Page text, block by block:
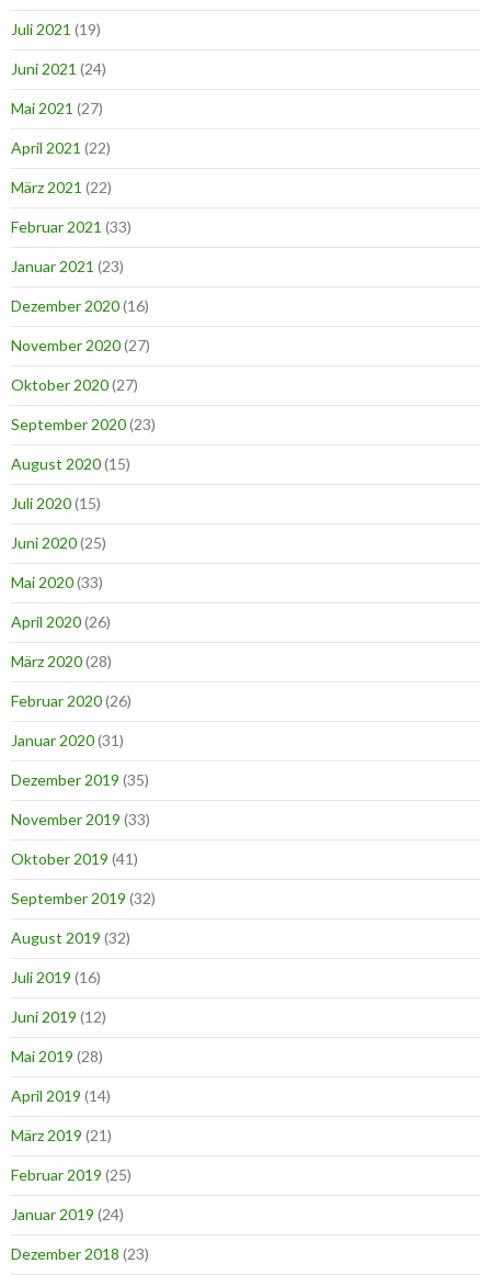
Juli 2021 (19)
Juni 2021 (24)
Mai 2021 (27)
April 2021 (22)
März 2021 (22)
Februar 2021 (33)
Januar 2021 (23)
Dezember 2020(16)
November 2020(27)
Oktober 2020(27)
September 2020(23)
August 2020(15)
Juli 2020(15)
Juni 2020(25)
Mai 2020(33)
April 2020(26)
März 2020(28)
Februar 2020(26)
Januar 2020(31)
Dezember 2019 (35)
November 2019 (33)
Oktober 2019 (41)
September 2019 (32)
August 2019 (32)
Juli 2019 (16)
Juni 2019 (12)
Mai 2019 (28)
April 2019 (14)
März 2019 (21)
Februar 2019 (25)
Januar 2019 (24)
Dezember 2018 (23)